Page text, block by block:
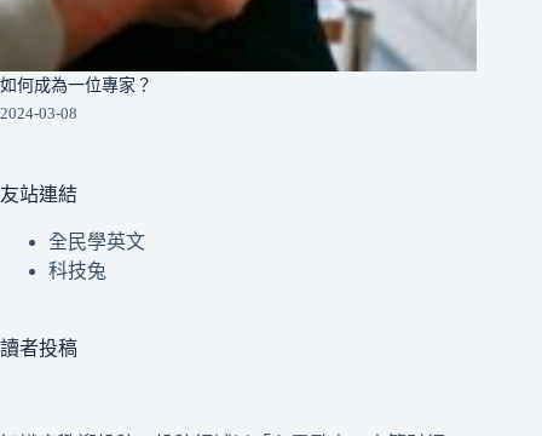
如何成為一位專家？
2024-03-08
友站連結
全民學英文
科技兔
讀者投稿